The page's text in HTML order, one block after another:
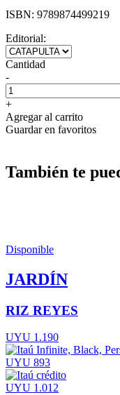
ISBN: 9789874499219
Editorial:
Cantidad
-
+
Agregar al carrito
Guardar en favoritos
También te
Disponible
JARDÍN
RIZ REYES
UYU 1.190
UYU 893
UYU 1.012